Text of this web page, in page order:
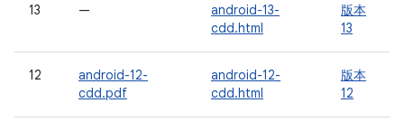
13 —
android-13-
cdd.html
版本
13
12
android-12-
cdd.pdf
android-12-
cdd.html
版本
12